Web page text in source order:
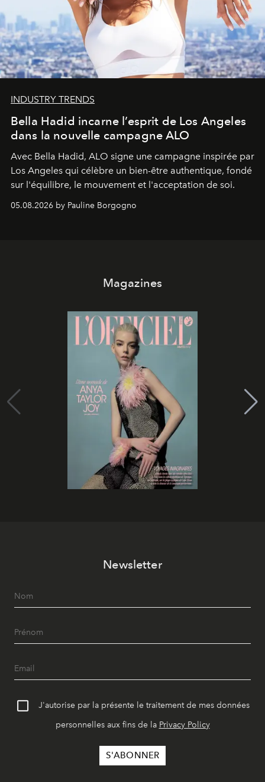
INDUSTRY TRENDS
Bella Hadid incarne l’esprit de Los Angeles
dans la nouvelle campagne ALO
Avec Bella Hadid, ALO signe une campagne inspirée par
Los Angeles qui célèbre un bien-être authentique, fondé
sur l'équilibre, le mouvement et l'acceptation de soi.
05.08.2026 by Pauline Borgogno
Magazines
Newsletter
J'autorise par la présente le traitement de mes données
personnelles aux fins de la Privacy Policy